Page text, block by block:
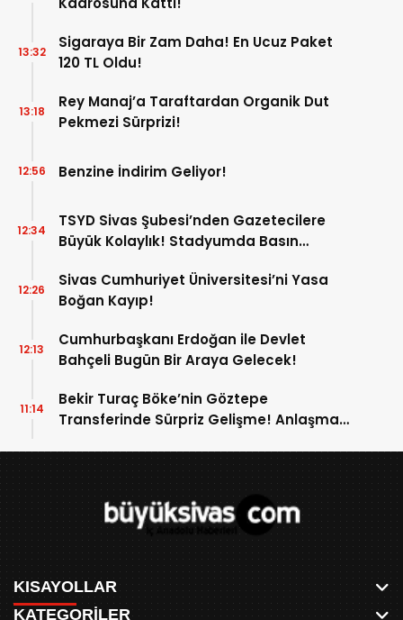
Sigaraya Bir Zam Daha! En Ucuz Paket
120 TL Oldu!
13:32
Rey Manaj’a Taraftardan Organik Dut
Pekmezi Sürprizi!
13:18
Benzine İndirim Geliyor!
12:56
TSYD Sivas Şubesi’nden Gazetecilere
Büyük Kolaylık! Stadyumda Basın
12:34
Sivas Cumhuriyet Üniversitesi’ni Yasa
Boğan Kayıp!
12:26
Cumhurbaşkanı Erdoğan ile Devlet
Bahçeli Bugün Bir Araya Gelecek!
12:13
Bekir Turaç Böke’nin Göztepe
Transferinde Sürpriz Gelişme! Anlaşma
11:14
KISAYOLLAR
KATEGORİLER